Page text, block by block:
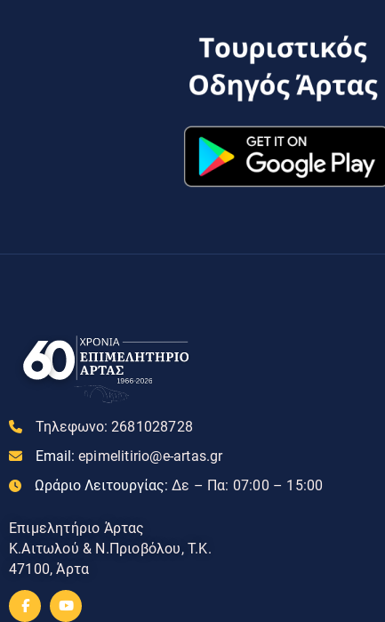
Τηλεφωνο: 2681028728
Email: epimelitirio@e-artas.gr
Ωράριο Λειτουργίας: Δε – Πα: 07:00 – 15:00
Επιμελητήριο Άρτας
Κ.Αιτωλού & Ν.Πριοβόλου, Τ.Κ.
47100, Άρτα